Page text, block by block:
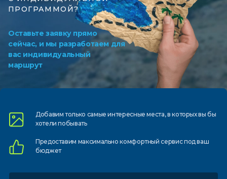
ПРОГРАММОЙ?
Оставьте заявку прямо
сейчас, и мы разработаем для
вас индивидуальный
маршрут
Добавим только самыеинтересные места, в которыхвы бы
хотели побывать
Предоставим максимально комфортныйсервис под ваш
бюджет